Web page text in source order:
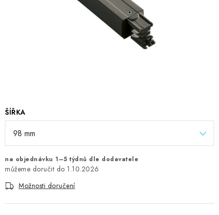
ŠÍŘKA
na objednávku 1–5 týdnů dle dodavatele
1.10.2026
Možnosti doručení